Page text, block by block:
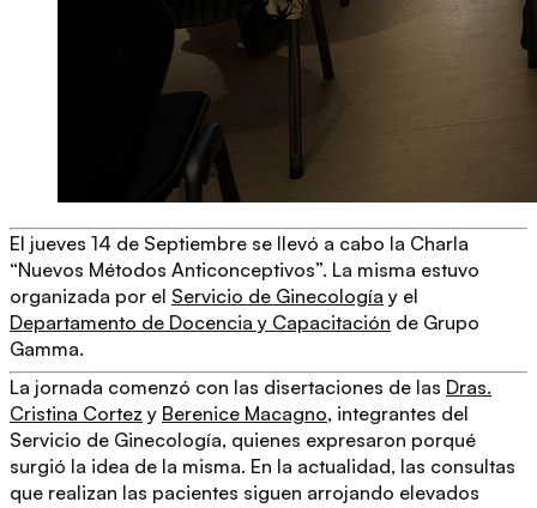
El jueves 14 de Septiembre se llevó a cabo la Charla
“Nuevos Métodos Anticonceptivos”. La misma estuvo
organizada por el Servicio de Ginecología y el
Departamento de Docencia y Capacitación de Grupo
Gamma.
La jornada comenzó con las disertaciones de las Dras.
Cristina Cortez y Berenice Macagno, integrantes del
Servicio de Ginecología, quienes expresaron porqué
surgió la idea de la misma. En la actualidad, las consultas
que realizan las pacientes siguen arrojando elevados